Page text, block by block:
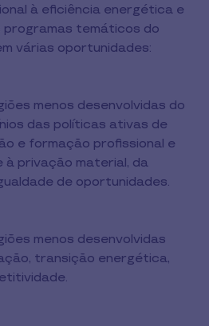
à eficiência energética e
programas temáticos do
várias oportunidades:
menos desenvolvidas do
das políticas ativas de
e formação profissional e
à privação material, da
de oportunidades.
menos desenvolvidas
transição energética,